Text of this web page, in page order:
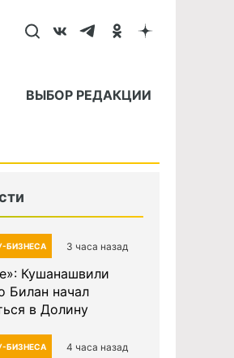
ВЫБОР РЕДАКЦИИ
БИЗНЕСА 3 часа назад
Кушанашвили
Билан начал
в Долину
БИЗНЕСА 4 часа назад